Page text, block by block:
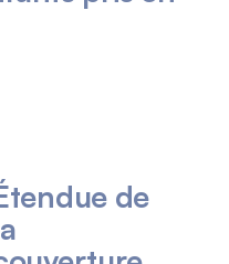
de